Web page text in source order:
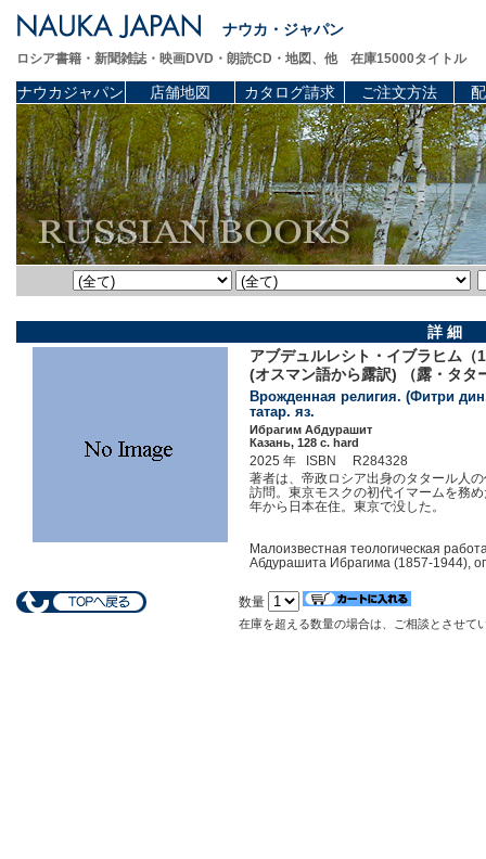
ナウカ・ジャパン
ロシア書籍・新聞雑誌・映画DVD・朗読CD・地図、他 在庫15000タイトル
ナウカジャパン 店舗地図 カタログ請求 ご注文方法
詳 細
アブデュルレシト・イブラヒム
(オスマン語から露訳) （露・タタ
Врожденная религия. (Фитри
татар. яз.
Ибрагим Абдурашит
Казань, 128 c. hard
2025 年 ISBN R284328
著者は、帝政ロシア出身のタタール人
訪問。東京モスクの初代イマームを務
年から日本在住。東京で没した。
Малоизвестная теологическая
Абдурашита Ибрагима (1857-1944),
数量
在庫を超える数量の場合は、ご相談とさせて